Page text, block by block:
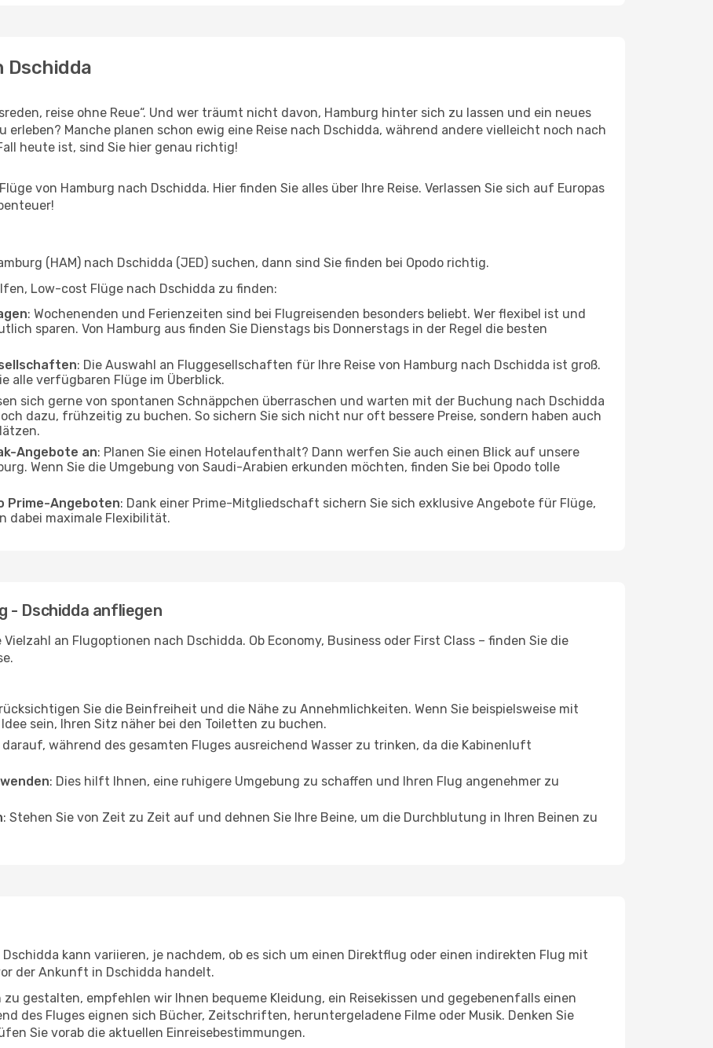
Dschidda
reise ohne Reue“. Und wer träumt nicht davon, Hamburg hinter sich zu lassen und ein neues
Manche planen schon ewig eine Reise nach Dschidda, während andere vielleicht noch nach
heute ist, sind Sie hier genau richtig!
von Hamburg nach Dschidda. Hier finden Sie alles über Ihre Reise. Verlassen Sie sich auf Europas
(HAM) nach Dschidda (JED) suchen, dann sind Sie finden bei Opodo richtig.
Low-cost Flüge nach Dschidda zu finden:
: Wochenenden und Ferienzeiten sind bei Flugreisenden besonders beliebt. Wer flexibel ist und
sparen. Von Hamburg aus finden Sie Dienstags bis Donnerstags in der Regel die besten
: Die Auswahl an Fluggesellschaften für Ihre Reise von Hamburg nach Dschidda ist groß.
alle verfügbaren Flüge im Überblick.
sich gerne von spontanen Schnäppchen überraschen und warten mit der Buchung nach Dschidda
dazu, frühzeitig zu buchen. So sichern Sie sich nicht nur oft bessere Preise, sondern haben auch
Angebote an: Planen Sie einen Hotelaufenthalt? Dann werfen Sie auch einen Blick auf unsere
Wenn Sie die Umgebung von Saudi-Arabien erkunden möchten, finden Sie bei Opodo tolle
Prime-Angeboten: Dank einer Prime-Mitgliedschaft sichern Sie sich exklusive Angebote für Flüge,
dabei maximale Flexibilität.
- Dschidda anfliegen
an Flugoptionen nach Dschidda. Ob Economy, Business oder First Class – finden Sie die
Sie die Beinfreiheit und die Nähe zu Annehmlichkeiten. Wenn Sie beispielsweise mit
sein, Ihren Sitz näher bei den Toiletten zu buchen.
während des gesamten Fluges ausreichend Wasser zu trinken, da die Kabinenluft
: Dies hilft Ihnen, eine ruhigere Umgebung zu schaffen und Ihren Flug angenehmer zu
: Stehen Sie von Zeit zu Zeit auf und dehnen Sie Ihre Beine, um die Durchblutung in Ihren Beinen zu
kann variieren, je nachdem, ob es sich um einen Direktflug oder einen indirekten Flug mit
der Ankunft in Dschidda handelt.
zu gestalten, empfehlen wir Ihnen bequeme Kleidung, ein Reisekissen und gegebenenfalls einen
des Fluges eignen sich Bücher, Zeitschriften, heruntergeladene Filme oder Musik. Denken Sie
Sie vorab die aktuellen Einreisebestimmungen.